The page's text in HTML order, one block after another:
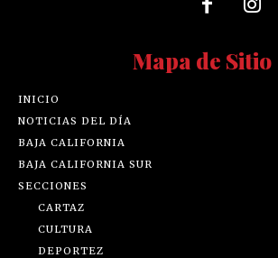
Mapa de Sitio
INICIO
NOTICIAS DEL DÍA
BAJA CALIFORNIA
BAJA CALIFORNIA SUR
SECCIONES
CARTAZ
CULTURA
DEPORTEZ